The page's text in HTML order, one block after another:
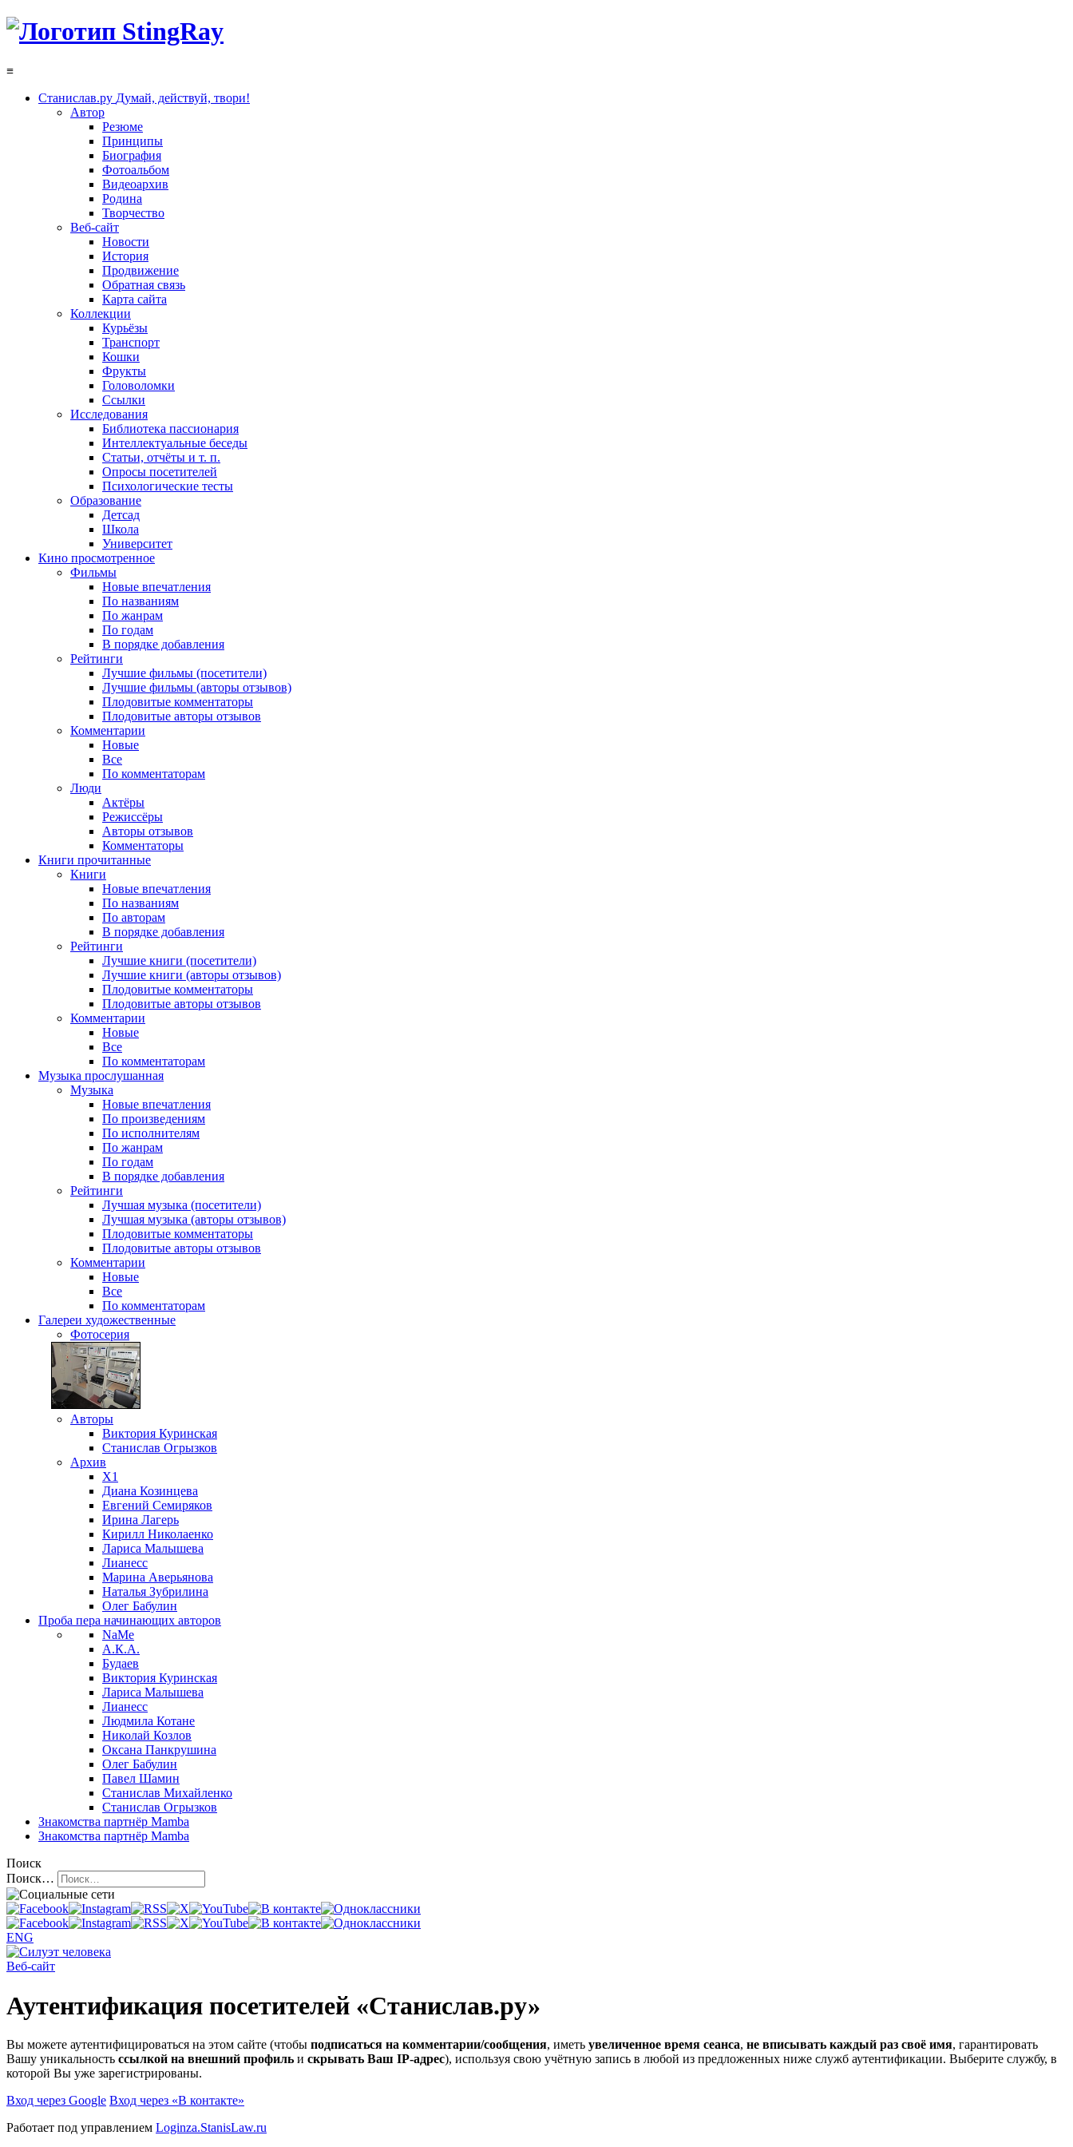
≡
Станислав.ру Думай, действуй, твори!
Автор
Резюме
Принципы
Биография
Фотоальбом
Видеоархив
Родина
Творчество
Веб-сайт
Новости
История
Продвижение
Обратная связь
Карта сайта
Коллекции
Курьёзы
Транспорт
Кошки
Фрукты
Головоломки
Ссылки
Исследования
Библиотека пассионария
Интеллектуальные беседы
Статьи, отчёты и т. п.
Опросы посетителей
Психологические тесты
Образование
Детсад
Школа
Университет
Кино просмотренное
Фильмы
Новые впечатления
По названиям
По жанрам
По годам
В порядке добавления
Рейтинги
Лучшие фильмы (посетители)
Лучшие фильмы (авторы отзывов)
Плодовитые комментаторы
Плодовитые авторы отзывов
Комментарии
Новые
Все
По комментаторам
Люди
Актёры
Режиссёры
Авторы отзывов
Комментаторы
Книги прочитанные
Книги
Новые впечатления
По названиям
По авторам
В порядке добавления
Рейтинги
Лучшие книги (посетители)
Лучшие книги (авторы отзывов)
Плодовитые комментаторы
Плодовитые авторы отзывов
Комментарии
Новые
Все
По комментаторам
Музыка прослушанная
Музыка
Новые впечатления
По произведениям
По исполнителям
По жанрам
По годам
В порядке добавления
Рейтинги
Лучшая музыка (посетители)
Лучшая музыка (авторы отзывов)
Плодовитые комментаторы
Плодовитые авторы отзывов
Комментарии
Новые
Все
По комментаторам
Галереи художественные
Фотосерия
Авторы
Виктория Куринская
Станислав Огрызков
Архив
X1
Диана Козинцева
Евгений Семиряков
Ирина Лагерь
Кирилл Николаенко
Лариса Малышева
Лианесс
Марина Аверьянова
Наталья Зубрилина
Олег Бабулин
Проба пера начинающих авторов
NaMe
А.К.А.
Будаев
Виктория Куринская
Лариса Малышева
Лианесс
Людмила Котане
Николай Козлов
Оксана Панкрушина
Олег Бабулин
Павел Шамин
Станислав Михайленко
Станислав Огрызков
Знакомства партнёр Mamba
Знакомства партнёр Mamba
Поиск
Поиск…
ENG
Веб-сайт
Аутентификация посетителей «Станислав.ру»
Вы можете аутентифицироваться на этом сайте (чтобы подписаться на комментарии/сообщения, иметь увеличенное время сеанса, не вписывать каждый раз своё имя, гарантировать
Вашу уникальность ссылкой на внешний профиль и скрывать Ваш IP-адрес), используя свою учётную запись в любой из предложенных ниже служб аутентификации. Выберите службу, в
которой Вы уже зарегистрированы.
Вход через Google Вход через «В контакте»
Работает под управлением Loginza.StanisLaw.ru